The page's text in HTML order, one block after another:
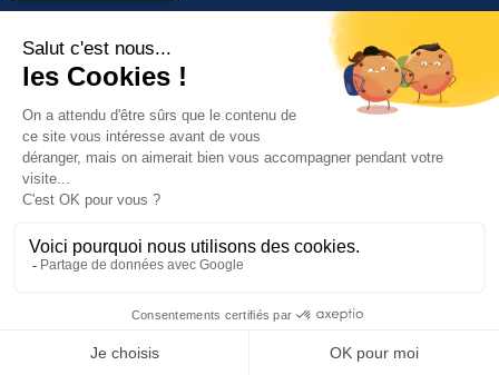
PRODUITS
VOTRE COMPTE
INFORMATIONS
Copyright © 2025 Molinel. Tout droit réservé.